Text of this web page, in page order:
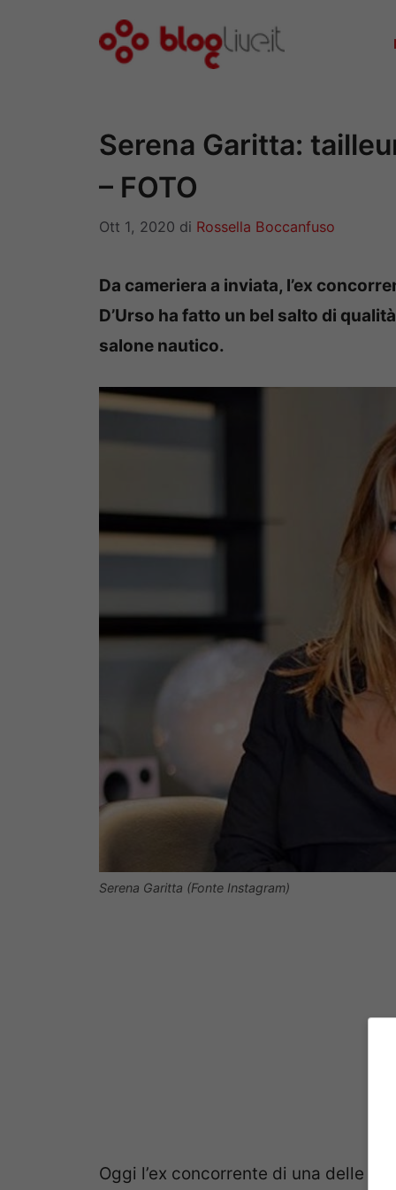
Serena Garitta:
– FOTO
Ott 1, 2020 di Rossella Boccanfuso
Da cameriera a inviata, l’ex
D’Urso ha fatto un bel salto di
salone nautico.
Serena Garitta (Fonte Instagram)
Oggi l’ex concorrente di una delle